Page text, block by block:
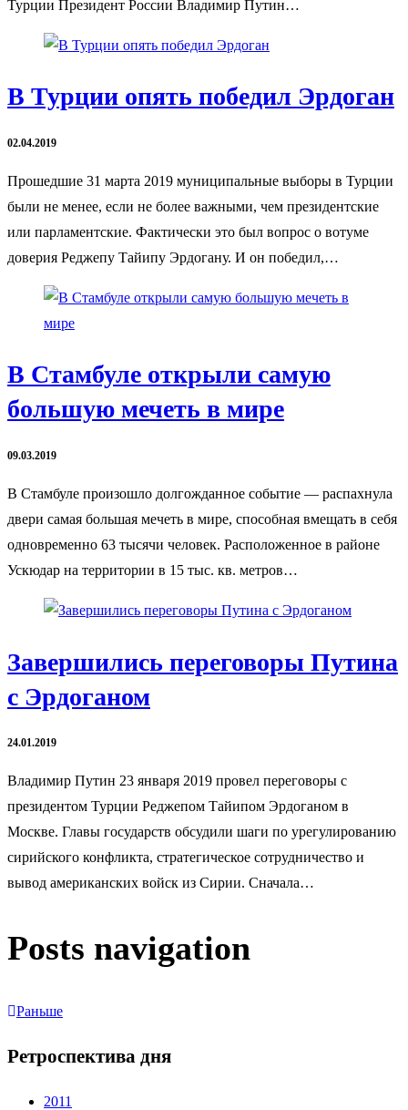
Турции Президент России Владимир Путин…
В Турции опять победил Эрдоган
02.04.2019
Прошедшие 31 марта 2019 муниципальные выборы в Турции
были не менее, если не более важными, чем президентские
или парламентские. Фактически это был вопрос о вотуме
доверия Реджепу Тайипу Эрдогану. И он победил,…
В Стамбуле открыли самую
большую мечеть в мире
09.03.2019
В Стамбуле произошло долгожданное событие — распахнула
двери самая большая мечеть в мире, способная вмещать в себя
одновременно 63 тысячи человек. Расположенное в районе
Ускюдар на территории в 15 тыс. кв. метров…
Завершились переговоры Путина
c Эрдоганом
24.01.2019
Владимир Путин 23 января 2019 провел переговоры с
президентом Турции Реджепом Тайипом Эрдоганом в
Москве. Главы государств обсудили шаги по урегулированию
сирийского конфликта, стратегическое сотрудничество и
вывод американских войск из Сирии. Сначала…
Posts navigation
Раньше
Ретроспектива дня
2011